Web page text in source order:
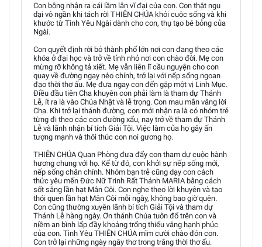
Con bỗng nhận ra cái lầm lẫn vĩ đại của con. Con thật ngu
dại vô ngần khi tách rời THIÊN CHÚA khỏi cuộc sống và khi
khước từ Tình Yêu Ngài dành cho con, thụ tạo bé bỏng của
Ngài.
Con quyết định rời bỏ thành phố lớn nơi con đang theo các
khóa ở đại học và trở về tỉnh nhỏ nơi con chào đời. Mẹ con
mừng rỡ không tả xiết. Mẹ vẫn liên lĩ cầu nguyện cho con
quay về đường ngay nẻo chính, trở lại với nếp sống ngoan
đạo thời thơ ấu. Mẹ đưa ngay con đến gặp một vị Linh Mục.
Điều đầu tiên Cha khuyên con phải làm là tham dự Thánh
Lễ, ít ra là vào Chúa Nhật và lễ trọng. Con mau mắn vâng lời
Cha. Khi trở lại thánh đường, con mới nhận ra là có nhóm trẻ
từng đi theo các con đường xấu, nay trở về tham dự Thánh
Lễ và lãnh nhận bí tích Giải Tội. Việc làm của họ gây ấn
tượng mạnh và thôi thúc con noi gương họ.
THIÊN CHÚA Quan Phòng đưa đẩy con tham dự cuộc hành
hương chung với họ. Kể từ đó, con khởi sự nếp sống mới,
nếp sống chân chính. Nhóm bạn trẻ cũng dạy con cách
thức yêu mến Đức Nữ Trinh Rất Thánh MARIA bằng cách
sốt sắng lần hạt Mân Côi. Con nghe theo lời khuyên và tạo
thói quen lần hạt Mân Côi mỗi ngày, không bao giờ quên.
Con cũng thường xuyên lãnh bí tích Giải Tội và tham dự
Thánh Lễ hàng ngày. Ơn thánh Chúa tuôn đổ trên con và
niềm an bình lấp đầy khoảng trống thiếu vắng hạnh phúc
của con. Tình Yêu THIÊN CHÚA mĩm cười chào đón con.
Con trở lại những ngày ngây thơ trong trắng thời thơ ấu.